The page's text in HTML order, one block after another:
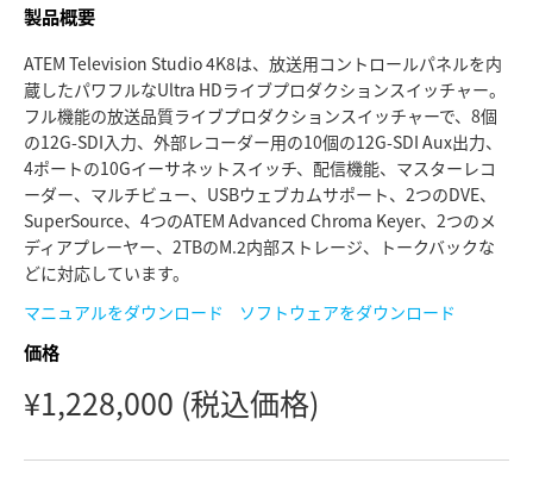
Germany
Hong Kong SAR, China
India
Italy
Japan
Korea
Mexico
Netherlands
製品概要
ATEM Television Studio 4K8は、放送用コントロールパネルを内
蔵したパワフルなUltra HDライブプロダクションスイッチャー。
フル機能の放送品質ライブプロダクションスイッチャーで、8個
の12G-SDI入力、外部レコーダー用の10個の12G-SDI Aux出力、
4ポートの10Gイーサネットスイッチ、配信機能、マスターレコ
ーダー、マルチビュー、USBウェブカムサポート、2つのDVE、
SuperSource、4つのATEM Advanced Chroma Keyer、2つのメ
ディアプレーヤー、2TBのM.2内部ストレージ、トークバックな
どに対応しています。
マニュアルをダウンロード
ソフトウェアをダウンロード
価格
¥1,228,000 (税込価格)